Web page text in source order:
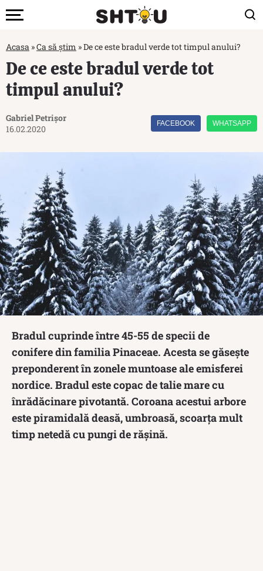
Acasa »Ca să știm »De ce este bradul verde tot timpul anului?
De ce este bradul verde tot
timpul anului?
Gabriel Petrișor
16.02.2020
FACEBOOK WHATSAPP
Bradul cuprinde între 45-55 de specii de
conifere din familia Pinaceae. Acesta se găsește
preponderent în zonele muntoase ale emisferei
nordice. Bradul este copac de talie mare cu
înrădăcinare pivotantă. Coroana acestui arbore
este piramidală deasă, umbroasă, scoarța mult
timp netedă cu pungi de rășină.